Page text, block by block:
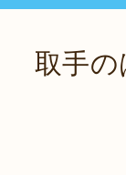
取手